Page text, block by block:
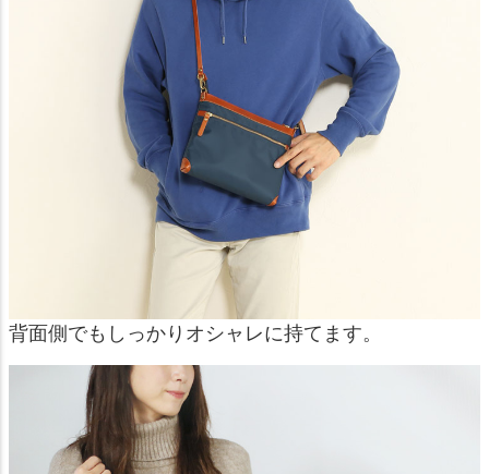
背面側でもしっかりオシャレに持てます。